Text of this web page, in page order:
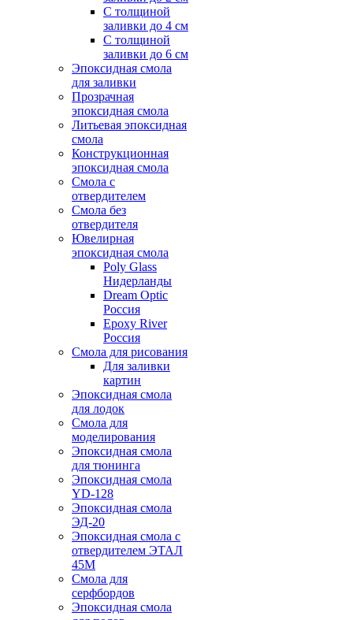
С толщиной
заливки до 4 см
С толщиной
заливки до 6 см
Эпоксидная смола
для заливки
Прозрачная
эпоксидная смола
Литьевая эпоксидная
смола
Конструкционная
эпоксидная смола
Смола с
отвердителем
Смола без
отвердителя
Ювелирная
эпоксидная смола
Poly Glass
Нидерланды
Dream Optic
Россия
Epoxy River
Россия
Смола для рисования
Для заливки
картин
Эпоксидная смола
для лодок
Смола для
моделирования
Эпоксидная смола
для тюнинга
Эпоксидная смола
YD-128
Эпоксидная смола
ЭД-20
Эпоксидная смола с
отвердителем ЭТАЛ
45М
Смола для
серфбордов
Эпоксидная смола